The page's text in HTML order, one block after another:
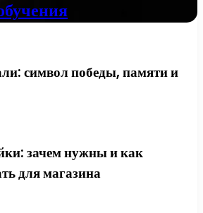
символ победы, памяти и
зачем нужны и как
для магазина